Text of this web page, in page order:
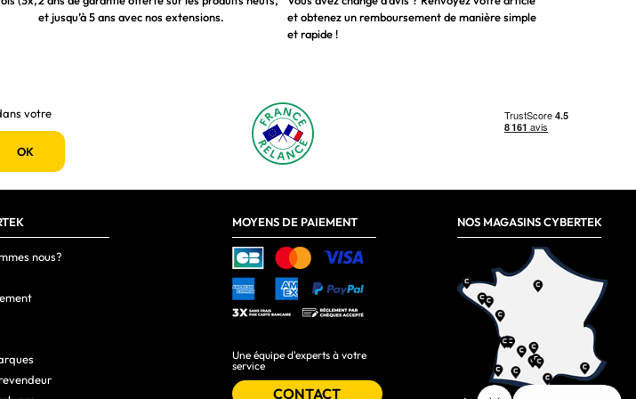
1)
et jusqu’à 5 ans avec nos extensions.
et obtenez un remboursement de manière simple
et rapide !
votre
OK
nous?
MOYENS DE PAIEMENT
Une équipe d'experts à votre
service
CONTACT
NOS MAGASINS CYBERTEK